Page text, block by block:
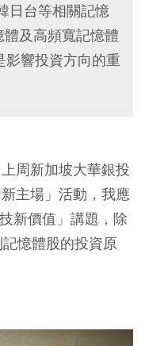
日台等相關記憶
及高頻寬記憶體
影響投資方向的重
周新加坡大華銀投
主場」活動，我應
新價值」講題，除
憶體股的投資原